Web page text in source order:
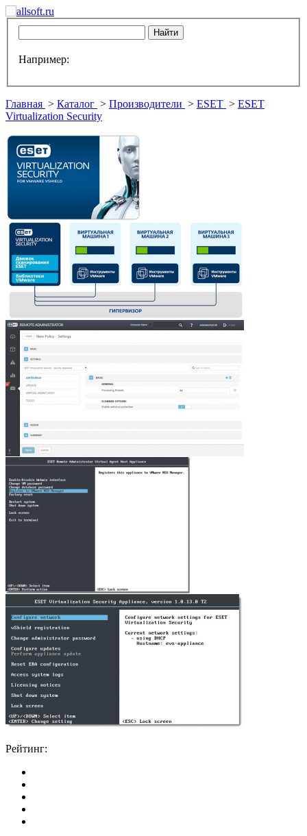
Например:
Главная > Каталог > Производители > ESET > ESET
Virtualization Security
Рейтинг: